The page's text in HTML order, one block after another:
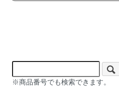
※商品番号でも検索できます。